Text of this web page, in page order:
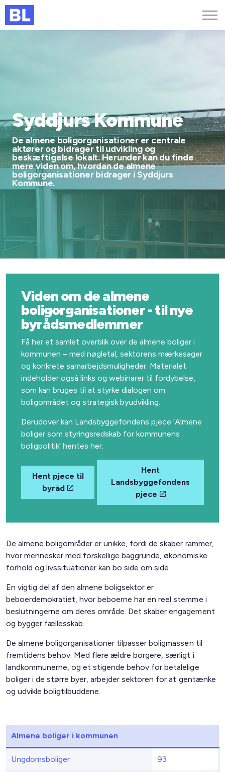
Syddjurs Kommune
De almene boligorganisationer er centrale
aktører og bidrager til udvikling og
beskæftigelse lokalt. Herunder kan du finde
mere viden om, hvordan de almene
boligorganisationer bidrager i Syddjurs
Kommune.
Viden om de almene
boligorganisationer - til nye
byrådsmedlemmer
Få her et samlet overblik over de almene boliger i
kommunen – med nøgletal, sektorens mærkesager
og konkrete samarbejdsmuligheder. Materialet
indeholder også links og webinarer til fordybelse,
som kan bruges til at styrke dialogen om
boligområdet og strategisk byudvikling.
Derudover kan Landsbyggefondens pjece ’Almene
boliger som styringsredskab for kommunens
boligpolitik’ hentes her.
Hent pjece til
byråd
Hent
Landsbyggefondens
pjece
De almene boligområder er unikke, fordi de skaber rammer,
hvor mennesker med forskellige baggrunde, økonomiske
forhold og livssituationer kan bo side om side.
En vigtig del af den almene boligsektor er
beboerdemokratiet, hvor beboerne har en reel stemme i
beslutningerne om deres område. Det skaber engagement
og bygger fællesskab.
De almene boligorganisationer tilpasser boligmassen til
fremtidens behov. Med flere ældre borgere, særligt i
landkommunerne, og et stigende behov for betalelige
boliger i de større byer, arbejder sektoren for at gentænke
og udvikle boligtilbuddene.
Almene boliger i kommunen
Ungdomsboliger 93